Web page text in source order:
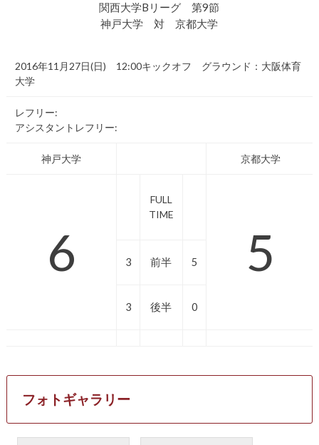
関西大学Bリーグ 第9節
神戸大学 対 京都大学
2016年11月27日(日) 12:00キックオフ グラウンド：大阪体育
大学
レフリー:
アシスタントレフリー:
神戸大学 京都大学
6
FULL
TIME
5
3 前半 5
3 後半 0
フォトギャラリー